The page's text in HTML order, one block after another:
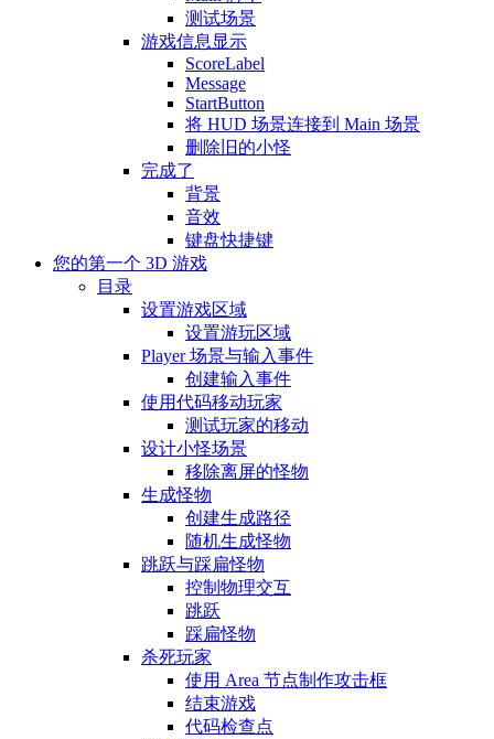
测试场景
游戏信息显示
ScoreLabel
Message
StartButton
将 HUD 场景连接到 Main 场景
删除旧的小怪
完成了
背景
音效
键盘快捷键
您的第一个 3D 游戏
目录
设置游戏区域
设置游玩区域
Player 场景与输入事件
创建输入事件
使用代码移动玩家
测试玩家的移动
设计小怪场景
移除离屏的怪物
生成怪物
创建生成路径
随机生成怪物
跳跃与踩扁怪物
控制物理交互
跳跃
踩扁怪物
杀死玩家
使用 Area 节点制作攻击框
结束游戏
代码检查点